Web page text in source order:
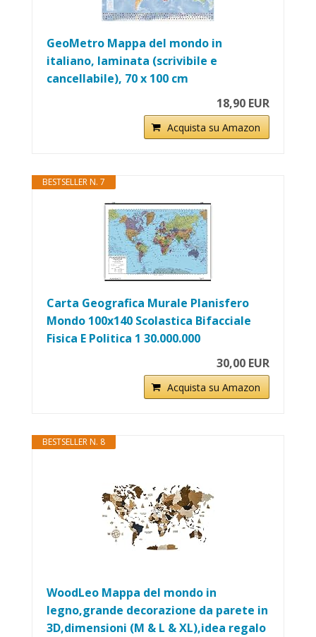
GeoMetro Mappa del mondo in
italiano, laminata (scrivibile e
cancellabile), 70 x 100 cm
18,90 EUR
Acquista su Amazon
BESTSELLER N. 7
Carta Geografica Murale Planisfero
Mondo 100x140 Scolastica Bifacciale
Fisica E Politica 1 30.000.000
30,00 EUR
Acquista su Amazon
BESTSELLER N. 8
WoodLeo Mappa del mondo in
legno,grande decorazione da parete in
3D,dimensioni (M & L & XL),idea regalo